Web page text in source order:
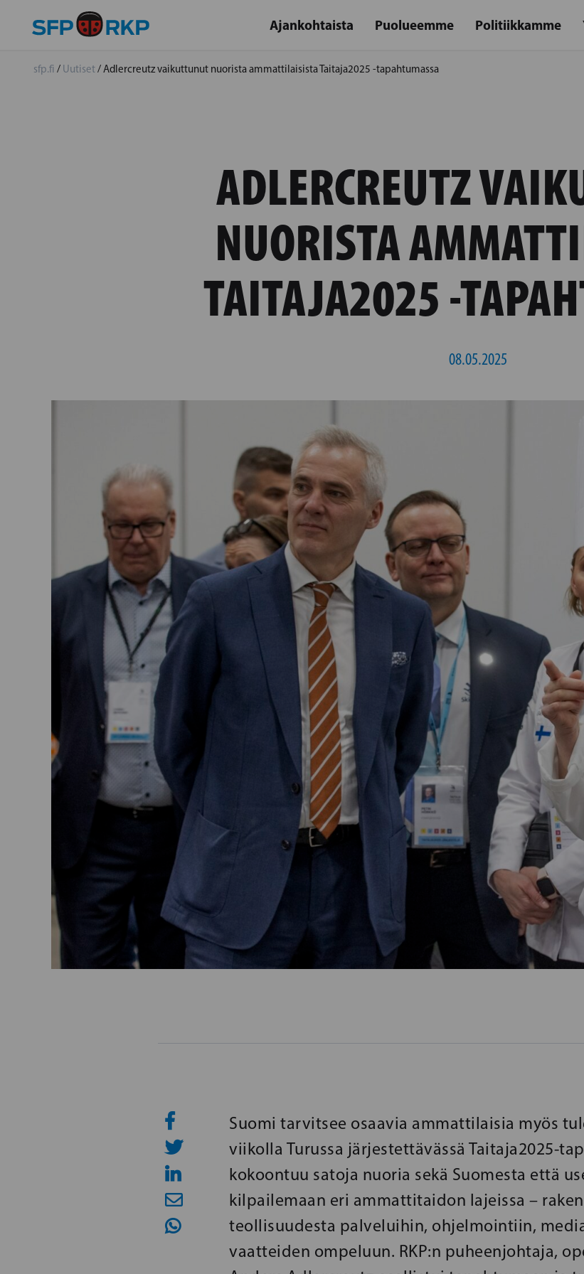
Ajankohtaista Puolueemme Politiikkamme
sfp.fi / Uutiset/Adlercreutz vaikuttunut nuorista ammattilaisista Taitaja2025 -tapahtumassa
ADLERCREUTZ
NUORISTA
TAITAJA2025 -
08.05.2025
Suomi tarvitsee osaavia ammattilaisia myös
viikolla Turussa järjestettävässä Taitaja2025-
kokoontuu satoja nuoria sekä Suomesta että
kilpailemaan eri ammattitaidon lajeissa –
teollisuudesta palveluihin, ohjelmointiin,
vaatteiden ompeluun. RKP:n puheenjohtaja,